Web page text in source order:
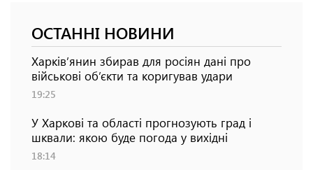
ОСТАННІ НОВИНИ
Харків’янин збирав для росіян дані про
військові об’єкти та коригував удари
19:25
У Харкові та області прогнозують град і
шквали: якою буде погода у вихідні
18:14